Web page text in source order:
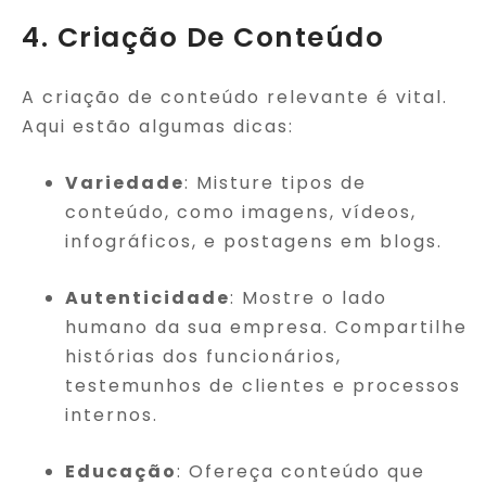
4. Criação De Conteúdo
A criação de conteúdo relevante é vital.
Aqui estão algumas dicas:
Variedade: Misture tipos de
conteúdo, como imagens, vídeos,
infográficos, e postagens em blogs.
Autenticidade: Mostre o lado
humano da sua empresa. Compartilhe
histórias dos funcionários,
testemunhos de clientes e processos
internos.
Educação: Ofereça conteúdo que